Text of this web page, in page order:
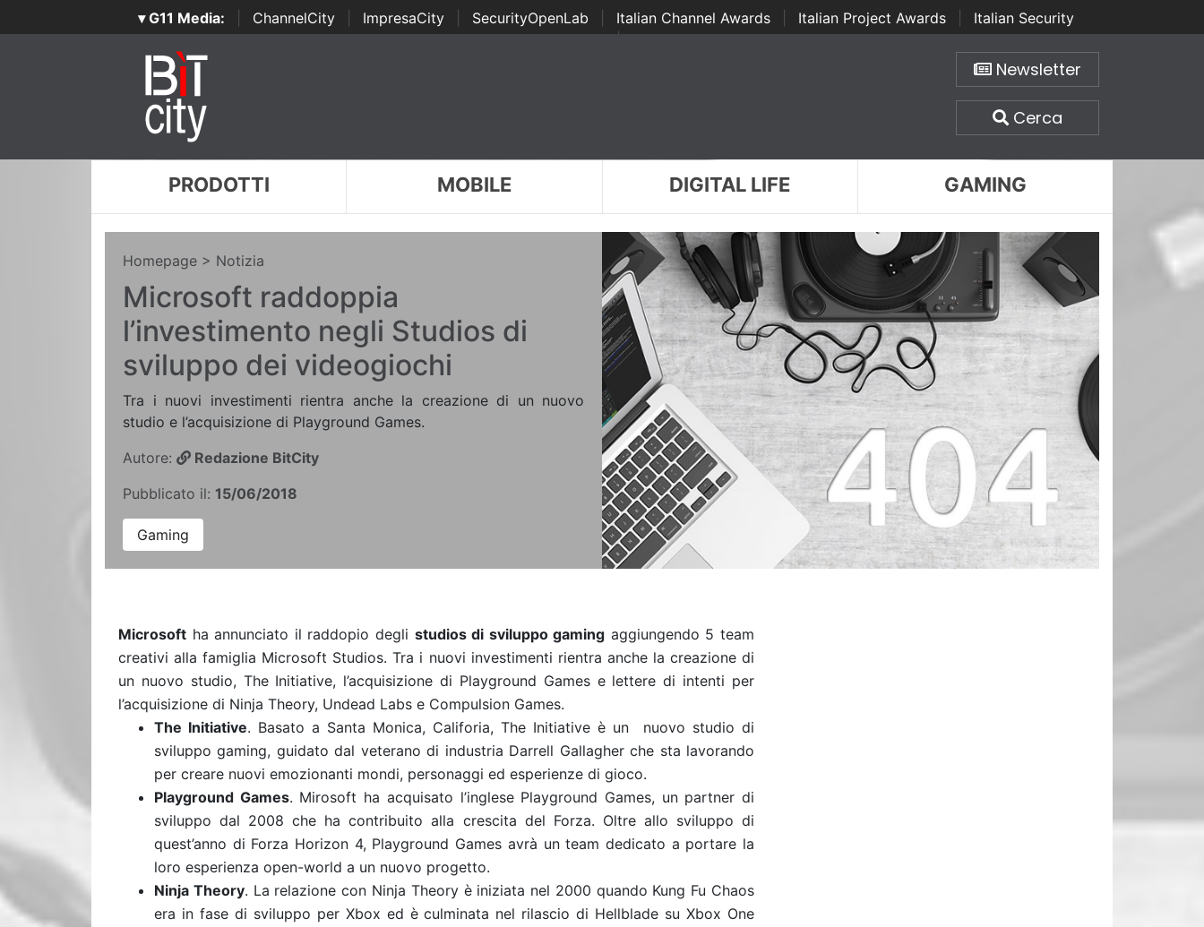
▾ G11 Media: ChannelCity ImpresaCity SecurityOpenLab Italian Channel Awards Italian Project Awards
Italian Security
Awards | ...
Newsletter
Cerca
PRODOTTI MOBILE DIGITAL LIFE GAMING
Homepage > Notizia
Microsoft raddoppia
l’investimento negli Studios di
sviluppo dei videogiochi
Tra i nuovi investimenti rientra anche la creazione di un nuovo
studio e l’acquisizione di Playground Games.
Autore:
Redazione BitCity
Pubblicato il: 15/06/2018
Gaming
Microsoft ha annunciato il raddopio degli studios di sviluppo gaming aggiungendo 5 team
creativi alla famiglia Microsoft Studios. Tra i nuovi investimenti rientra anche la creazione di
un nuovo studio, The Initiative, l’acquisizione di Playground Games e lettere di intenti per
l’acquisizione di Ninja Theory, Undead Labs e Compulsion Games.
The Initiative. Basato a Santa Monica, Califoria, The Initiative è un nuovo studio di
sviluppo gaming, guidato dal veterano di industria Darrell Gallagher che sta lavorando
per creare nuovi emozionanti mondi, personaggi ed esperienze di gioco.
Playground Games. Mirosoft ha acquisato l’inglese Playground Games, un partner di
sviluppo dal 2008 che ha contribuito alla crescita del Forza. Oltre allo sviluppo di
quest’anno di Forza Horizon 4, Playground Games avrà un team dedicato a portare la
loro esperienza open-world a un nuovo progetto.
Ninja Theory. La relazione con Ninja Theory è iniziata nel 2000 quando Kung Fu Chaos
era in fase di sviluppo per Xbox ed è culminata nel rilascio di Hellblade su Xbox One